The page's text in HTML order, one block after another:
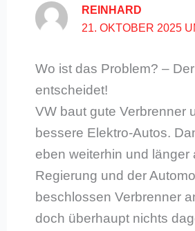
REINHARD
21. OKTOBER 2025
Wo ist das Problem? –
entscheidet!
VW baut gute Verbrenner
bessere Elektro-Autos.
eben weiterhin und länger
Regierung und der
beschlossen Verbrenner
doch überhaupt nichts